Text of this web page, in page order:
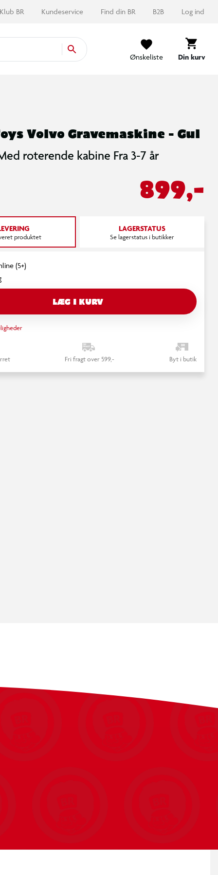
Klub BR Kundeservice Find din BR B2B Log ind
Ønskeliste Din kurv
Hvis du tillader marketing cookies, kan vi vise dig
videoen. Du kan altid ændre det igen.
Volvo Gravemaskine - Gul
roterende kabine Fra 3-7 år
899,-
produktet
LAGERSTATUS
Se lagerstatus i butikker
(5+)
LÆG I KURV
Fri fragt over 599,- Byt i butik